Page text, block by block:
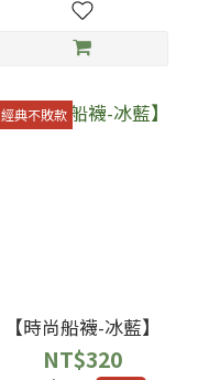
經典不敗款
【時尚船襪-冰藍】
NT$320